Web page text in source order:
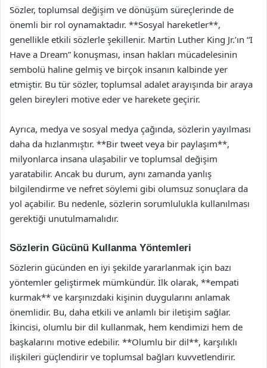
Sözler, toplumsal değişim ve dönüşüm süreçlerinde de
önemli bir rol oynamaktadır. **Sosyal hareketler**,
genellikle etkili sözlerle şekillenir. Martin Luther King Jr.’ın “I
Have a Dream” konuşması, insan hakları mücadelesinin
sembolü haline gelmiş ve birçok insanın kalbinde yer
etmiştir. Bu tür sözler, toplumsal adalet arayışında bir araya
gelen bireyleri motive eder ve harekete geçirir.
Ayrıca, medya ve sosyal medya çağında, sözlerin yayılması
daha da hızlanmıştır. **Bir tweet veya bir paylaşım**,
milyonlarca insana ulaşabilir ve toplumsal değişim
yaratabilir. Ancak bu durum, aynı zamanda yanlış
bilgilendirme ve nefret söylemi gibi olumsuz sonuçlara da
yol açabilir. Bu nedenle, sözlerin sorumlulukla kullanılması
gerektiği unutulmamalıdır.
Sözlerin Gücünü Kullanma Yöntemleri
Sözlerin gücünden en iyi şekilde yararlanmak için bazı
yöntemler geliştirmek mümkündür. İlk olarak, **empati
kurmak** ve karşınızdaki kişinin duygularını anlamak
önemlidir. Bu, daha etkili ve anlamlı bir iletişim sağlar.
İkincisi, olumlu bir dil kullanmak, hem kendimizi hem de
başkalarını motive edebilir. **Olumlu bir dil**, karşılıklı
ilişkileri güçlendirir ve toplumsal bağları kuvvetlendirir.